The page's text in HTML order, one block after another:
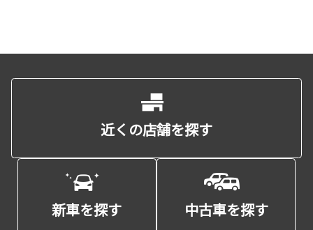
近くの店舗を探す
新車を探す 中古車を探す